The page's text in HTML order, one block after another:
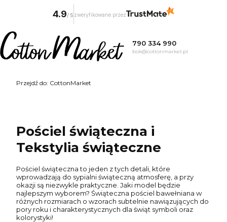
790 334 990
bok@cottonmarket.pl
Przejdź do: CottonMarket
Pościel świąteczna i
Tekstylia świąteczne
Pościel świąteczna to jeden z tych detali, które
wprowadzają do sypialni świąteczną atmosferę, a przy
okazji są niezwykle praktyczne. Jaki model będzie
najlepszym wyborem? Świąteczna pościel bawełniana w
różnych rozmiarach o wzorach subtelnie nawiązujących do
pory roku i charakterystycznych dla świąt symboli oraz
kolorystyki!
4.9/ 5 zweryfikowane przez